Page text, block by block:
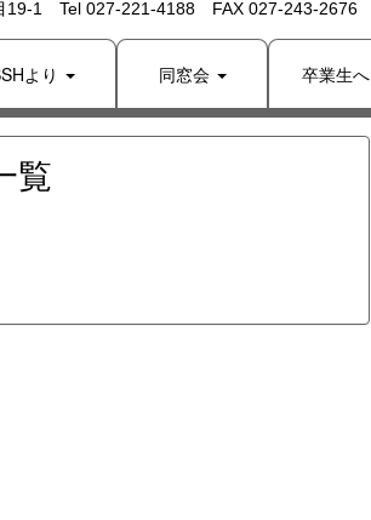
19-1 Tel 027-221-4188 FAX 027-243-2676
より 同窓会 卒業生へ
覧